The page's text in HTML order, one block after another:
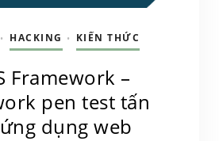
• HACKING • KIẾN THỨC
Framework –
pen test tấn
dụng web